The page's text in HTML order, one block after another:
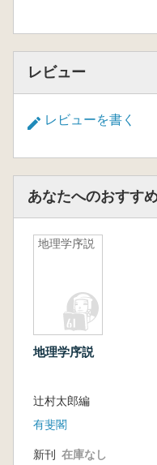
レビュー
レビューを書く
あなたへのおすす
地理学序説
地理学序説
辻村太郎編
有斐閣
新刊 在庫なし